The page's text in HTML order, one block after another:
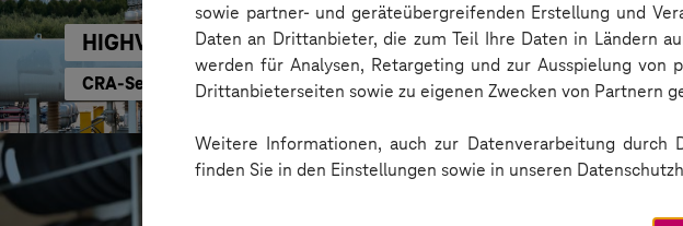
sowie partner- und geräteübergreifenden Erstellung und
Daten an Drittanbieter, die zum Teil Ihre Daten in Ländern
werden für Analysen, Retargeting und zur Ausspielung
Drittanbieterseiten sowie zu eigenen Zwecken von Partnern
Weitere Informationen, auch zur Datenverarbeitung
finden Sie in den Einstellungen sowie in unseren
HIGHVOLT Prüftechnik Dresden GmbH
CRA-Security für digitale Produkte